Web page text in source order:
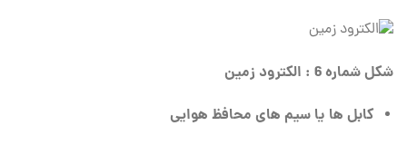
شکل شماره 6 : الکترود زمین
کابل ها یا سیم های محافظ هوایی